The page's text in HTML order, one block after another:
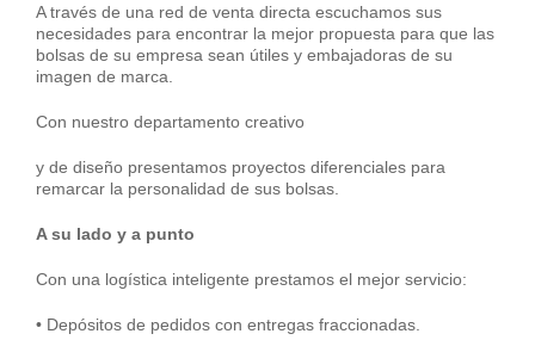
A través de una red de venta directa escuchamos sus
necesidades para encontrar la mejor propuesta para que las
bolsas de su empresa sean útiles y embajadoras de su
imagen de marca.
Con nuestro departamento creativo
y de diseño presentamos proyectos diferenciales para
remarcar la personalidad de sus bolsas.
A su lado y a punto
Con una logística inteligente prestamos el mejor servicio:
• Depósitos de pedidos con entregas fraccionadas.